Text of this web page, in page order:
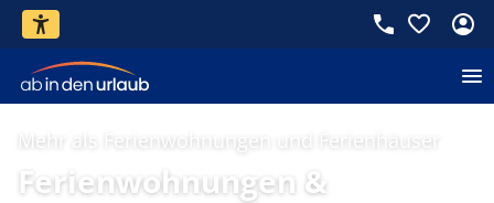
Mehr als Ferienwohnungen und Ferienhäuser
Ferienwohnungen &